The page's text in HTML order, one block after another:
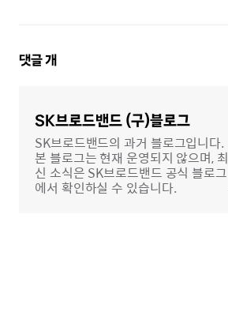
댓
댓글개
SK브로드밴드 (구)블로그
SK브로드밴드의 과거 블로그입니다.
본 블로그는 현재 운영되지 않으며, 최
신 소식은 SK브로드밴드 공식 블로그
에서 확인하실 수 있습니다.